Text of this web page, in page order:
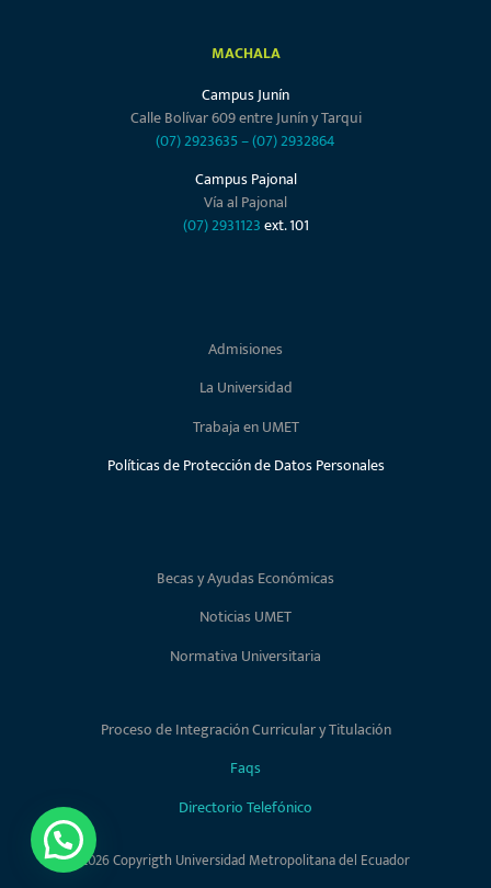
MACHALA
Campus Junín
Calle Bolívar 609 entre Junín y Tarqui
(07) 2923635–(07) 2932864
Campus Pajonal
Vía al Pajonal
(07) 2931123ext. 101
Admisiones
La Universidad
Trabaja en UMET
Políticas de Protección de Datos Personales
Becas y Ayudas Económicas
Noticias UMET
Normativa Universitaria
Proceso de Integración Curricular y Titulación
Faqs
Directorio Telefónico
2026 Copyrigth Universidad Metropolitana del Ecuador